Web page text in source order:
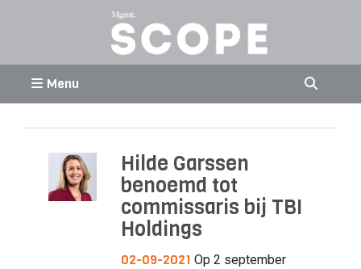
Menu
Hilde Garssen
benoemd tot
commissaris bij TBI
Holdings
02-09-2021 Op 2 september